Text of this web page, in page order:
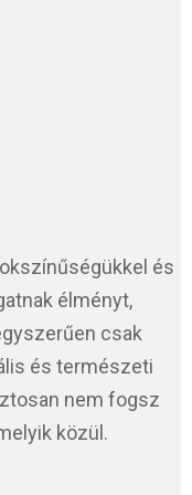
és
élményt,
csak
és természeti
nem fogsz
közül.